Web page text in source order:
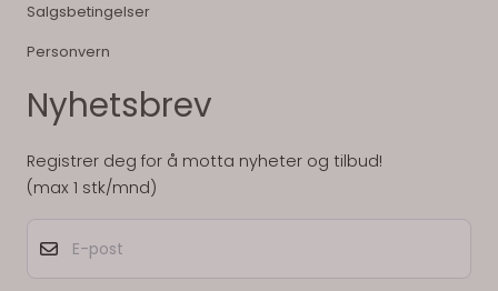
Salgsbetingelser
Personvern
Nyhetsbrev
Registrer deg for å motta nyheter og tilbud!
(max 1 stk/mnd)